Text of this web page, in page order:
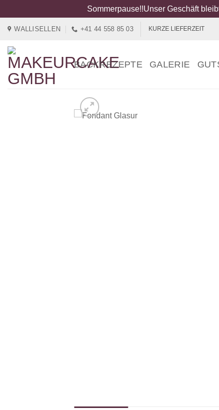
Sommerpause!!Unser Geschäft
springen
WALLISELLEN +41 44 558 85 03 KURZE LIEFERZEIT
BACKREZEPTE GALERIE